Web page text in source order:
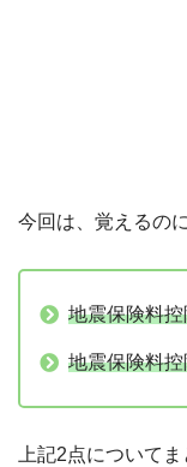
今回は、覚えるの
地震保険料
地震保険料
上記2点についてま